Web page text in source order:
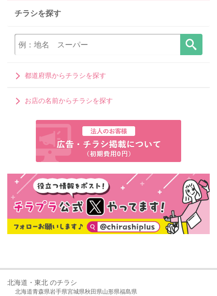
チラシを探す
都道府県からチラシを探す
お店の名前からチラシを探す
北海道・東北 のチラシ
北海道青森県岩手県宮城県秋田県山形県福島県